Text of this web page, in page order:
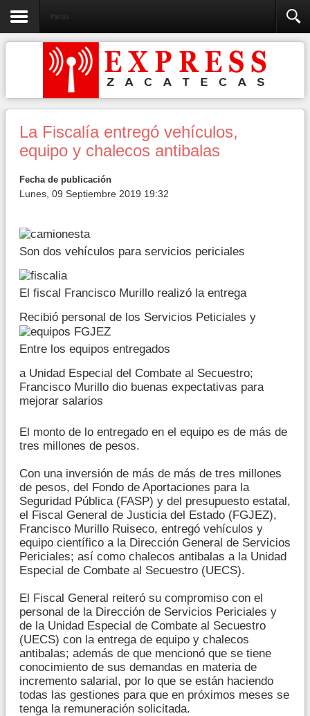
Policia
La Fiscalía entregó vehículos,
equipo y chalecos antibalas
Fecha de publicación
Lunes, 09 Septiembre 2019 19:32
Son dos vehículos para servicios periciales
El fiscal Francisco Murillo realizó la entrega
Recibió personal de los Servicios Peticiales y
Entre los equipos entregados
a Unidad Especial del Combate al Secuestro;
Francisco Murillo dio buenas expectativas para
mejorar salarios
El monto de lo entregado en el equipo es de más de
tres millones de pesos.
Con una inversión de más de más de tres millones
de pesos, del Fondo de Aportaciones para la
Seguridad Pública (FASP) y del presupuesto estatal,
el Fiscal General de Justicia del Estado (FGJEZ),
Francisco Murillo Ruiseco, entregó vehículos y
equipo científico a la Dirección General de Servicios
Periciales; así como chalecos antibalas a la Unidad
Especial de Combate al Secuestro (UECS).
El Fiscal General reiteró su compromiso con el
personal de la Dirección de Servicios Periciales y
de la Unidad Especial de Combate al Secuestro
(UECS) con la entrega de equipo y chalecos
antibalas; además de que mencionó que se tiene
conocimiento de sus demandas en materia de
incremento salarial, por lo que se están haciendo
todas las gestiones para que en próximos meses se
tenga la remuneración solicitada.